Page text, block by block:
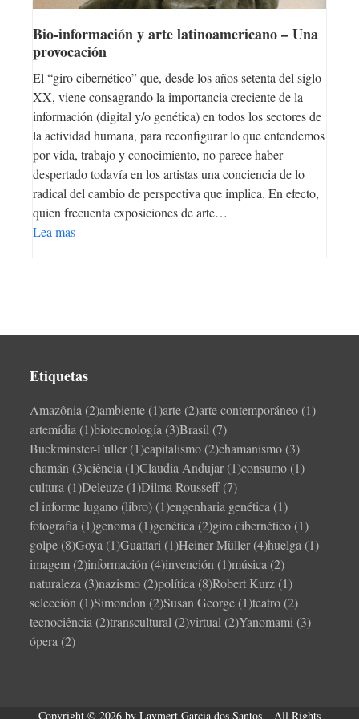
Bio-información y arte latinoamericano – Una
provocación
El “giro cibernético” que, desde los años setenta del siglo
XX, viene consagrando la importancia creciente de la
información (digital y/o genética) en todos los sectores de
la actividad humana, para reconfigurar lo que entendemos
por vida, trabajo y conocimiento, no parece haber
despertado todavía en los artistas una conciencia de lo
radical del cambio de perspectiva que implica. En efecto,
quien frecuenta exposiciones de arte…
Lea mas
Etiquetas
Amazônia (2)ambiente (1)arte (2)arte contemporáneo (1)
artemídia (1)biotecnología (3)Brasil (7)
Buckminster-Fuller(1)capitalismo (2)chamanismo (3)
chamán (3)ciência (1)Claudia Andujar(1)consumo (1)
cultura (1)Deleuze (1)Dilma Rousseff (7)
el informe lugano (libro) (1)engenharia genética (1)
fotografía (1)genoma (1)genética (2)giro cibernético (1)
golpe (8)Goya (1)Guattari (1)Heiner Müller(4)huelga (1)
imagem (2)información (4)invención (1)música (2)
naturaleza (3)nazismo (2)política (8)Robert Kurz (1)
selección (1)Simondon (2)Susan George (1)teatro (2)
tecnociência (2)transcultural (2)virtual (2)Yanomami (3)
ópera (2)
Copyright © 2026 by Laymert Garcia dos Santos – All Rights